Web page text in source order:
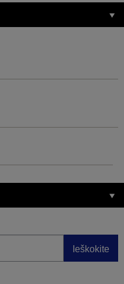
Ieškokite